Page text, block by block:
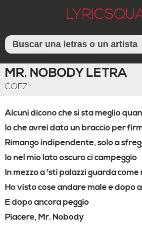
MR. NOBODY LETRA
COEZ
Alcuni dicono che si sta meglio
Io che avrei dato un braccio per
Rimango indipendente, solo a
Io nel mio lato oscuro ci campeggio
In mezzo a 'sti palazzi guarda come
Ho visto cose andare male e dopo
E dopo ancora peggio
Piacere, Mr. Nobody